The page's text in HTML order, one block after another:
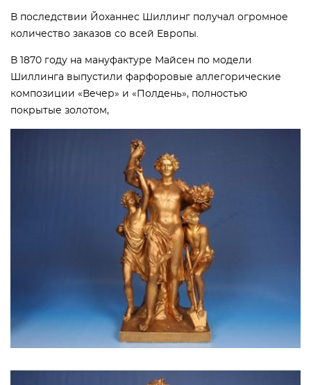
В последствии Йоханнес Шиллинг получал огромное
количество заказов со всей Европы.
В 1870 году на мануфактуре Майсен по модели
Шиллинга выпустили фарфоровые аллегорические
композиции «Вечер» и «Полдень», полностью
покрытые золотом,